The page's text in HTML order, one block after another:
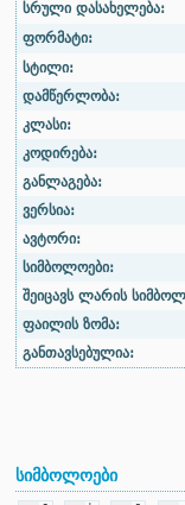
სრული დასახელება:
ფორმატი:
სტილი:
დამწერლობა:
კლასი:
კოდირება:
განლაგება:
ვერსია:
ავტორი:
სიმბოლოები:
შეიცავს ლარის
ფაილის ზომა:
განთავსებულია:
სიმბოლოები